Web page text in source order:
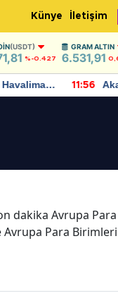
Künye İletişim
(USDT)
%-0.427
GRAM ALTIN
6.531,91
11:56
dakika Avrupa Para
Para Birimleri